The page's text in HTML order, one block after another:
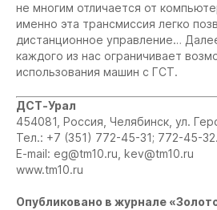
не многим отличается от
именно эта трансмиссия легко
дистанционное управление…
каждого из нас ограничивает
использования машин с ГСТ.
ДСТ-Урал
454081, Россия, Челябинск, ул.
Тел.: +7 (351) 772-45-31; 772-45-32.
E-mail: eg@tm10.ru kev@tm10.ru
www.tm10.ru
Опубликовано в журнале